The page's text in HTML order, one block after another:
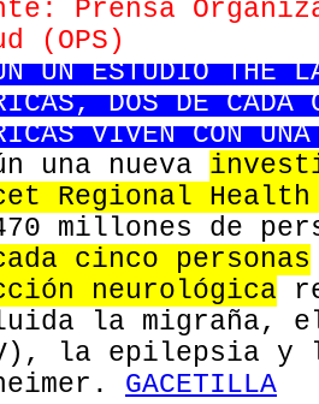
Prensa
(OPS)
UN ESTUDIO THE
DOS DE CADA
VIVEN CON
una nueva
Regional
millones de
cinco personas
neurológica
la migraña,
la epilepsia y
GACETILLA